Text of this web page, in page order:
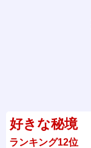
好きな秘境
ランキング12位